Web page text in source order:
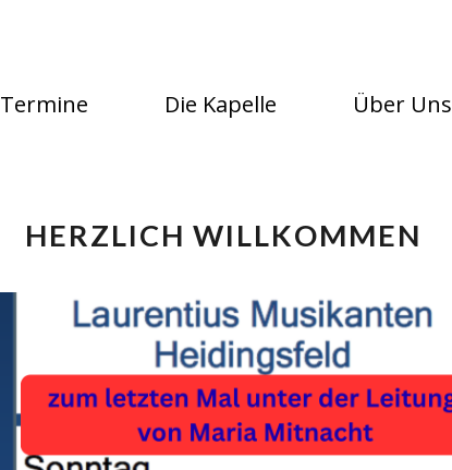
Termine Die Kapelle Über Uns
HERZLICH WILLKOMMEN